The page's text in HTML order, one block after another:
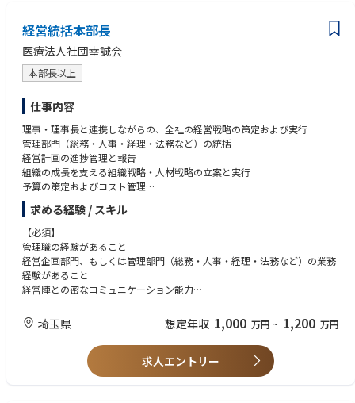
経営統括本部長
医療法人社団幸誠会
本部長以上
仕事内容
理事・理事長と連携しながらの、全社の経営戦略の策定および実行
管理部門（総務・人事・経理・法務など）の統括
経営計画の進捗管理と報告
組織の成長を支える組織戦略・人材戦略の立案と実行
予算の策定およびコスト管理
リスクマネジメントおよびコンプライアンスの維持
ステークホルダーとのコミュニケーション
各医院の執行統括、組織文化の醸成と維持
求める経験 / スキル
【必須】
管理職の経験があること
経営企画部門、もしくは管理部門（総務・人事・経理・法務など）の業務
経験があること
経営陣との密なコミュニケーション能力
社内外のステークホルダーとの良好な関係を築けるコミュニケーション能
力
問題解決能力が高く、強いリーダーシップと影響力を発揮できること
経営企画、人事、総務、経理、法務の領域でいくつかの強みがあること
埼玉県 想定年収 1,000 万円 ~ 1,200 万円
求人エントリー